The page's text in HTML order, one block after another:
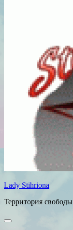
Lady Stihriona
Территория свободы